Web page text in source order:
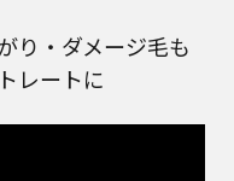
り・ダメージ毛も
レートに